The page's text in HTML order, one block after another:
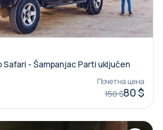
Safari - Šampanjac Parti uključen
Почетна цена
150 $80 $